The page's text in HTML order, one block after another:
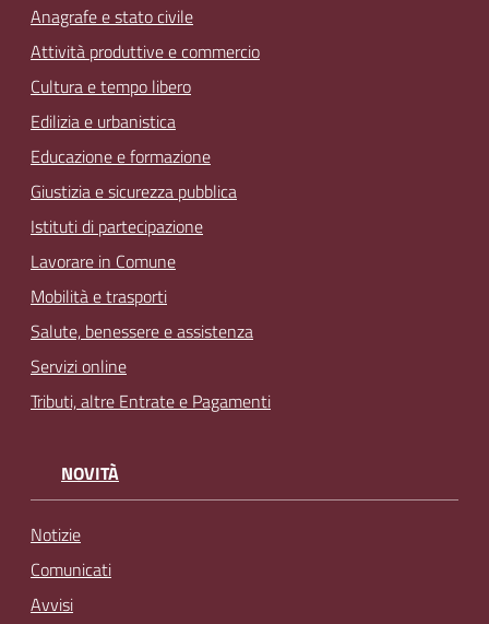
Anagrafe e stato civile
Attività produttive e commercio
Cultura e tempo libero
Edilizia e urbanistica
Educazione e formazione
Giustizia e sicurezza pubblica
Istituti di partecipazione
Lavorare in Comune
Mobilità e trasporti
Salute, benessere e assistenza
Servizi online
Tributi, altre Entrate e Pagamenti
NOVITÀ
Notizie
Comunicati
Avvisi